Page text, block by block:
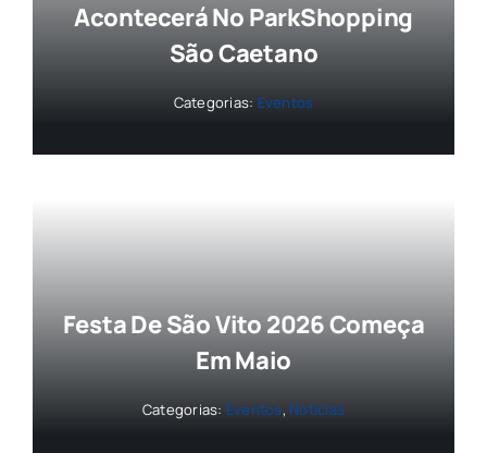
Acontecerá No ParkShopping
São Caetano
Categorias: Eventos
Festa De São Vito 2026 Começa
Em Maio
Categorias: Eventos, Notícias